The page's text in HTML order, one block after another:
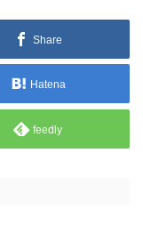
Share
Hatena
feedly